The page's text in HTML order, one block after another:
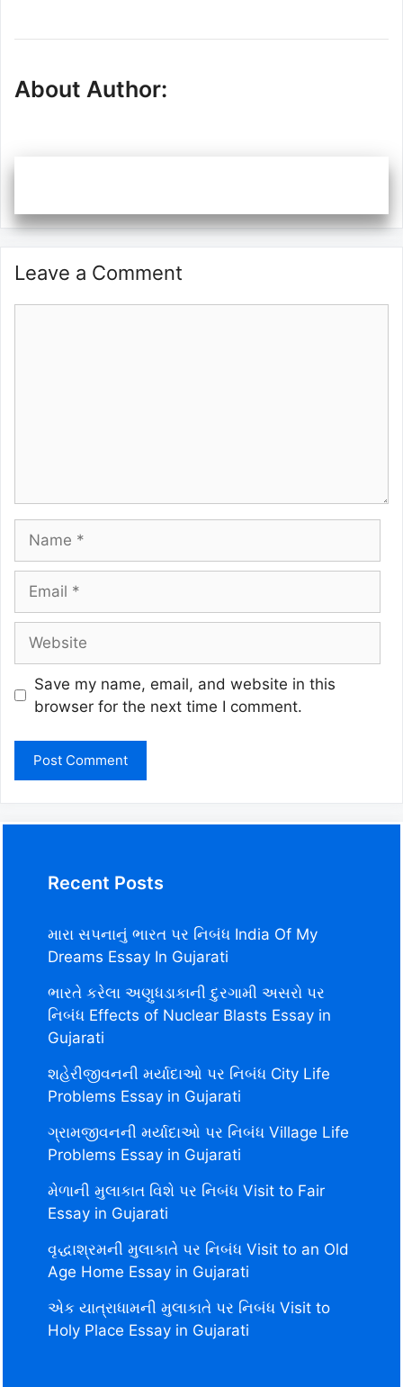
About Author:
Leave a Comment
Save my name, email, and website in this
browser for the next time I comment.
Recent Posts
મારા સપનાનું ભારત પર નિબંધ India Of My
Dreams Essay In Gujarati
ભારતે કરેલા અણુધડાકાની દુરગામી અસરો પર
નિબંધ Effects of Nuclear Blasts Essay in
Gujarati
શહેરીજીવનની મર્યાદાઓ પર નિબંધ City Life
Problems Essay in Gujarati
ગ્રામજીવનની મર્યાદાઓ પર નિબંધ Village Life
Problems Essay in Gujarati
મેળાની મુલાકાત વિશે પર નિબંધ Visit to Fair
Essay in Gujarati
વૃદ્ધાશ્રમની મુલાકાતે પર નિબંધ Visit to an Old
Age Home Essay in Gujarati
એક યાત્રાધામની મુલાકાતે પર નિબંધ Visit to
Holy Place Essay in Gujarati